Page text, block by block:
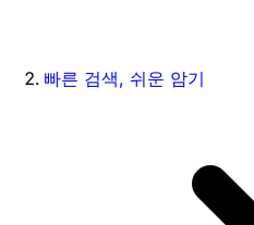
빠른 검색, 쉬운 암기